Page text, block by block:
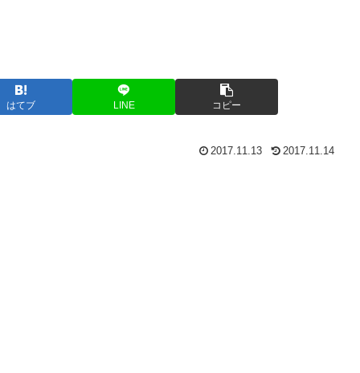
はてブ LINE コピー
2017.11.13 2017.11.14